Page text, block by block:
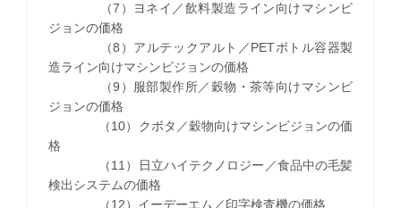
（7）ヨネイ／飲料製造ライン向けマシンビ
ジョンの価格
（8）アルテックアルト／PETボトル容器製
造ライン向けマシンビジョンの価格
（9）服部製作所／穀物・茶等向けマシンビ
ジョンの価格
（10）クボタ／穀物向けマシンビジョンの価
格
（11）日立ハイテクノロジー／食品中の毛髪
検出システムの価格
（12）イーデーエム／印字検査機の価格